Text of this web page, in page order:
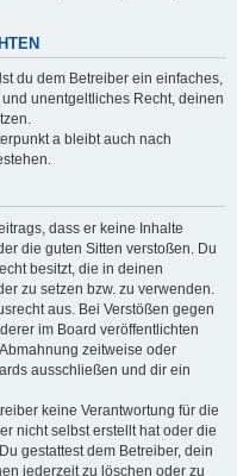
du dem Betreiber ein einfaches,
unentgeltliches Recht, deinen
a bleibt auch nach
dass er keine Inhalte
die guten Sitten verstoßen. Du
besitzt, die in deinen
zu setzen bzw. zu verwenden.
aus. Bei Verstößen gegen
im Board veröffentlichten
zeitweise oder
ausschließen und dir ein
keine Verantwortung für die
nicht selbst erstellt hat oder die
gestattest dem Betreiber, dein
jederzeit zu löschen oder zu